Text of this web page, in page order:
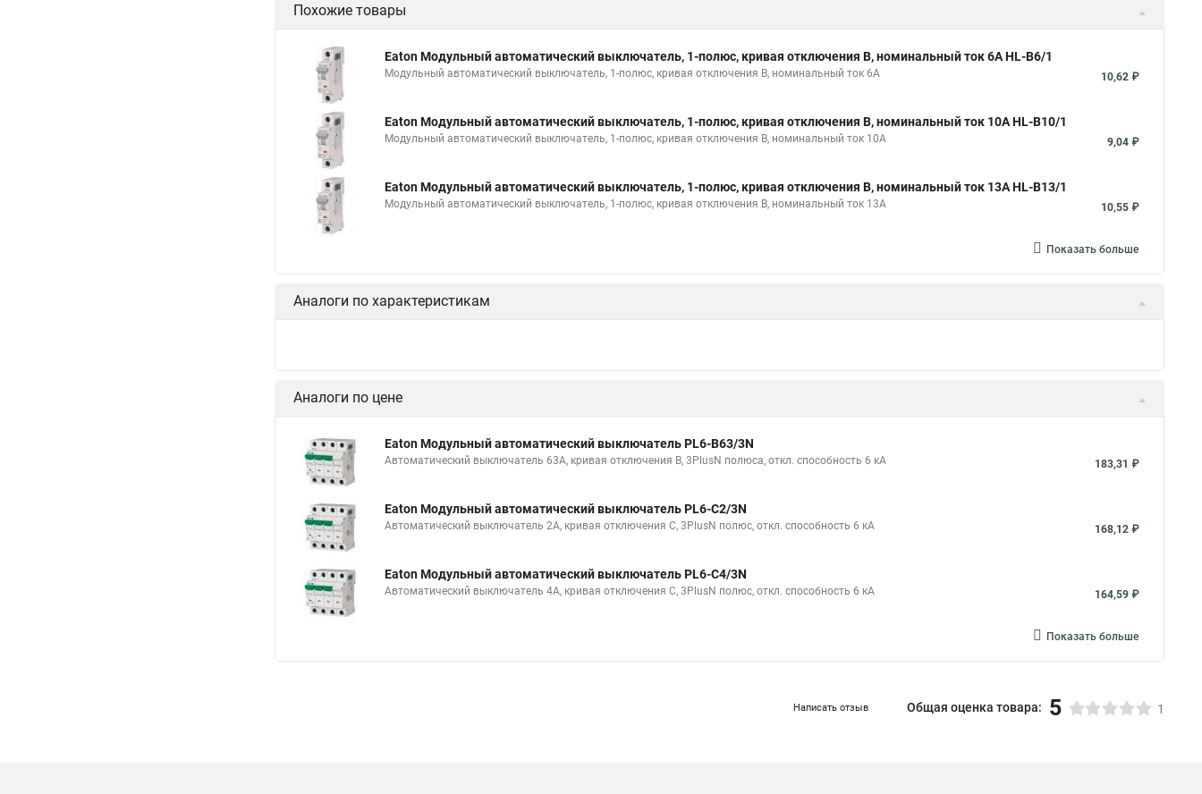
Похожие товары
Eaton Модульный автоматический выключатель, 1-полюс, кривая отключения B, номинальный ток 6А HL-B6/1
Модульный автоматический выключатель, 1-полюс, кривая отключения B, номинальный ток 6А 10,62 ₽
Eaton Модульный автоматический выключатель, 1-полюс, кривая отключения B, номинальный ток 10А HL-B10/1
Модульный автоматический выключатель, 1-полюс, кривая отключения B, номинальный ток 10А 9,04 ₽
Eaton Модульный автоматический выключатель, 1-полюс, кривая отключения B, номинальный ток 13А HL-B13/1
Модульный автоматический выключатель, 1-полюс, кривая отключения B, номинальный ток 13А 10,55 ₽
Показать больше
Аналоги по характеристикам
Аналоги по цене
Eaton Модульный автоматический выключатель PL6-B63/3N
Автоматический выключатель 63А, кривая отключения В, 3PlusN полюса, откл. способность 6 кА 183,31 ₽
Eaton Модульный автоматический выключатель PL6-C2/3N
Автоматический выключатель 2А, кривая отключения С, 3PlusN полюс, откл. способность 6 кА 168,12 ₽
Eaton Модульный автоматический выключатель PL6-C4/3N
Автоматический выключатель 4А, кривая отключения С, 3PlusN полюс, откл. способность 6 кА 164,59 ₽
Показать больше
Написать отзыв Общая оценка товара: 5 1